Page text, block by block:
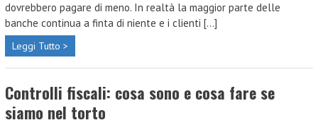
dovrebbero pagare di meno. In realtà la maggior parte delle
banche continua a finta di niente e i clienti [...]
Leggi Tutto >
Controlli fiscali: cosa sono e cosa fare se
siamo nel torto